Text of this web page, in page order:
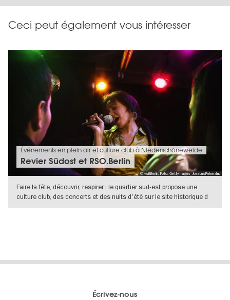
Ceci peut également vous intéresser
© visitBerlin, Foto: GettyImages_JoseLuisPelaezInc
Événements en plein air et culture club à Niederschöneweide
Revier Südost et RSO.Berlin
Faire la fête, découvrir, respirer : le quartier sud-est propose une
culture club, des concerts et des nuits d'été sur le site historique d
Écrivez-nous